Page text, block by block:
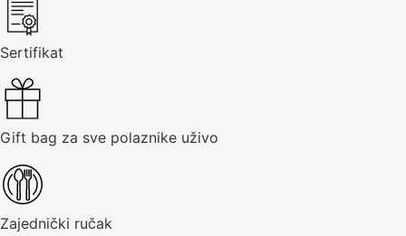
Sertifikat
Gift bag za sve polaznike uživo
Zajednički ručak